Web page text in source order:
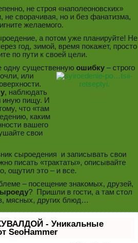
не строя «наполеоновских»
не сворачивая, но и без фанатизма,
желаемого.
а потом уже планируйте! Не
год, зимой, время покажет, просто
по пути к своей цели.
одну существенную ошибку – строго
или
, наблюдать
иную пищу. И
что «там
каким
вашего
свои
сыроедения и записывать свои
писать «трактаты», описывайте
ощутил это – и все.
– посещение знакомых, друзей,
? Пришли в гости, а там стол
мясных, других блюд…
- Уникальные
SeoHammer